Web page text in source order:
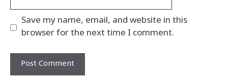
Save my name, email, and website in this
browser for the next time I comment.